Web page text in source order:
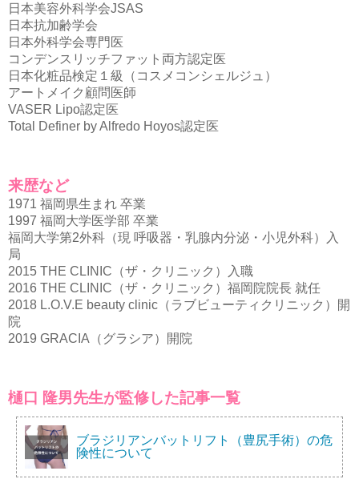
日本美容外科学会JSAS
日本抗加齢学会
⽇本外科学会専⾨医
コンデンスリッチファット両⽅認定医
⽇本化粧品検定１級（コスメコンシェルジュ）
アートメイク顧問医師
VASER Lipo認定医
Total Definer by Alfredo Hoyos認定医
来歴など
1971 福岡県⽣まれ 卒業
1997 福岡大学医学部 卒業
福岡大学第2外科（現 呼吸器・乳腺内分泌・小児外科）入
局
2015 THE CLINIC（ザ・クリニック）入職
2016 THE CLINIC（ザ・クリニック）福岡院院⻑ 就任
2018 L.O.V.E beauty clinic（ラブビューティクリニック）開
院
2019 GRACIA（グラシア）開院
樋口 隆男先生が監修した記事一覧
ブラジリアンバットリフト（豊尻手術）の危
険性について